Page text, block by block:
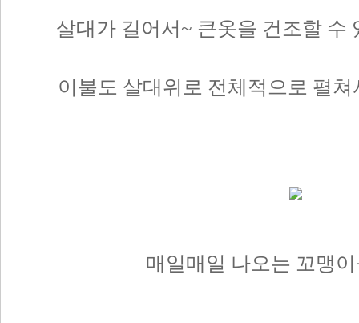
살대가 길어서~ 큰옷을 건조할 수
이불도 살대위로 전체적으로 펼
매일매일 나오는 꼬맹